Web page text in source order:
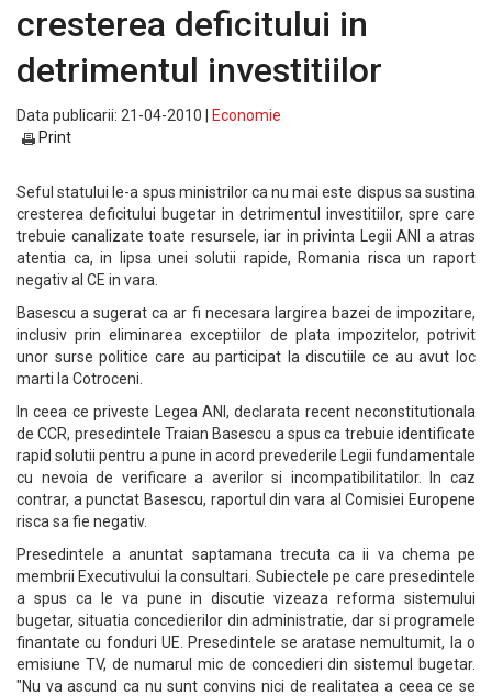
cresterea deficitului in
detrimentul investitiilor
Data publicarii: 21-04-2010 |
Economie
Print
Seful statului le-a spus ministrilor ca nu mai este dispus sa sustina
cresterea deficitului bugetar in detrimentul investitiilor, spre care
trebuie canalizate toate resursele, iar in privinta Legii ANI a atras
atentia ca, in lipsa unei solutii rapide, Romania risca un raport
negativ al CE in vara.
Basescu a sugerat ca ar fi necesara largirea bazei de impozitare,
inclusiv prin eliminarea exceptiilor de plata impozitelor, potrivit
unor surse politice care au participat la discutiile ce au avut loc
marti la Cotroceni.
In ceea ce priveste Legea ANI, declarata recent neconstitutionala
de CCR, presedintele Traian Basescu a spus ca trebuie identificate
rapid solutii pentru a pune in acord prevederile Legii fundamentale
cu nevoia de verificare a averilor si incompatibilitatilor. In caz
contrar, a punctat Basescu, raportul din vara al Comisiei Europene
risca sa fie negativ.
Presedintele a anuntat saptamana trecuta ca ii va chema pe
membrii Executivului la consultari. Subiectele pe care presedintele
a spus ca le va pune in discutie vizeaza reforma sistemului
bugetar, situatia concedierilor din administratie, dar si programele
finantate cu fonduri UE. Presedintele se aratase nemultumit, la o
emisiune TV, de numarul mic de concedieri din sistemul bugetar.
"Nu va ascund ca nu sunt convins nici de realitatea a ceea ce se